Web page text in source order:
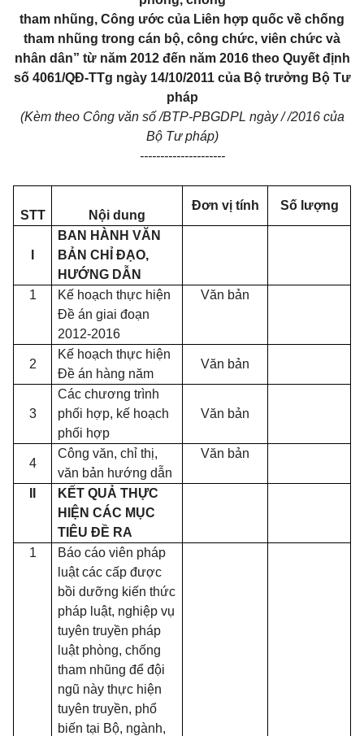
tham nhũng, Công ước của Liên hợp quốc về chống
tham nhũng trong cán bộ, công chức, viên chức và
nhân dân” từ năm 2012 đến năm 2016 theo Quyết định
số 4061/QĐ-TTg ngày 14/10/2011 của Bộ trưởng Bộ Tư
pháp
(Kèm theo Công văn số /BTP-PBGDPL ngày / /2016 của
Bộ Tư pháp)
---------------------
STT Nội dung
Đơn vị tính Số lượng
BAN HÀNH VĂN
BẢN CHỈ ĐẠO,
HƯỚNG DẪN
1
Kế hoạch thực hiện
Đề án giai đoạn
2012-2016
Văn bản
2
Kế hoạch thực hiện
Đề án hàng năm
Văn bản
3
Các chương trình
phối hợp, kế hoạch
phối hợp
Văn bản
4
Công văn, chỉ thị,
văn bản hướng dẫn
Văn bản
KẾT QUẢ THỰC
HIỆN CÁC MỤC
TIÊU ĐỀ RA
1
Báo cáo viên pháp
luật các cấp được
bồi dưỡng kiến thức
pháp luật, nghiệp vụ
tuyên truyền pháp
luật phòng, chống
tham nhũng để đội
ngũ này thực hiện
tuyên truyền, phổ
biến tại Bộ, ngành,